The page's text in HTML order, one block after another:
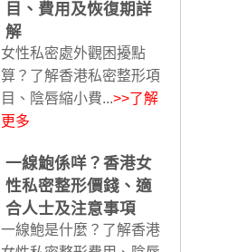
目、費用及恢復期詳
解
女性私密處外觀困擾點
算？了解香港私密整形項
目、陰唇縮小費...>>了解
更多
一線鮑係咩？香港女
性私密整形價錢、適
合人士及注意事項
一線鮑是什麼？了解香港